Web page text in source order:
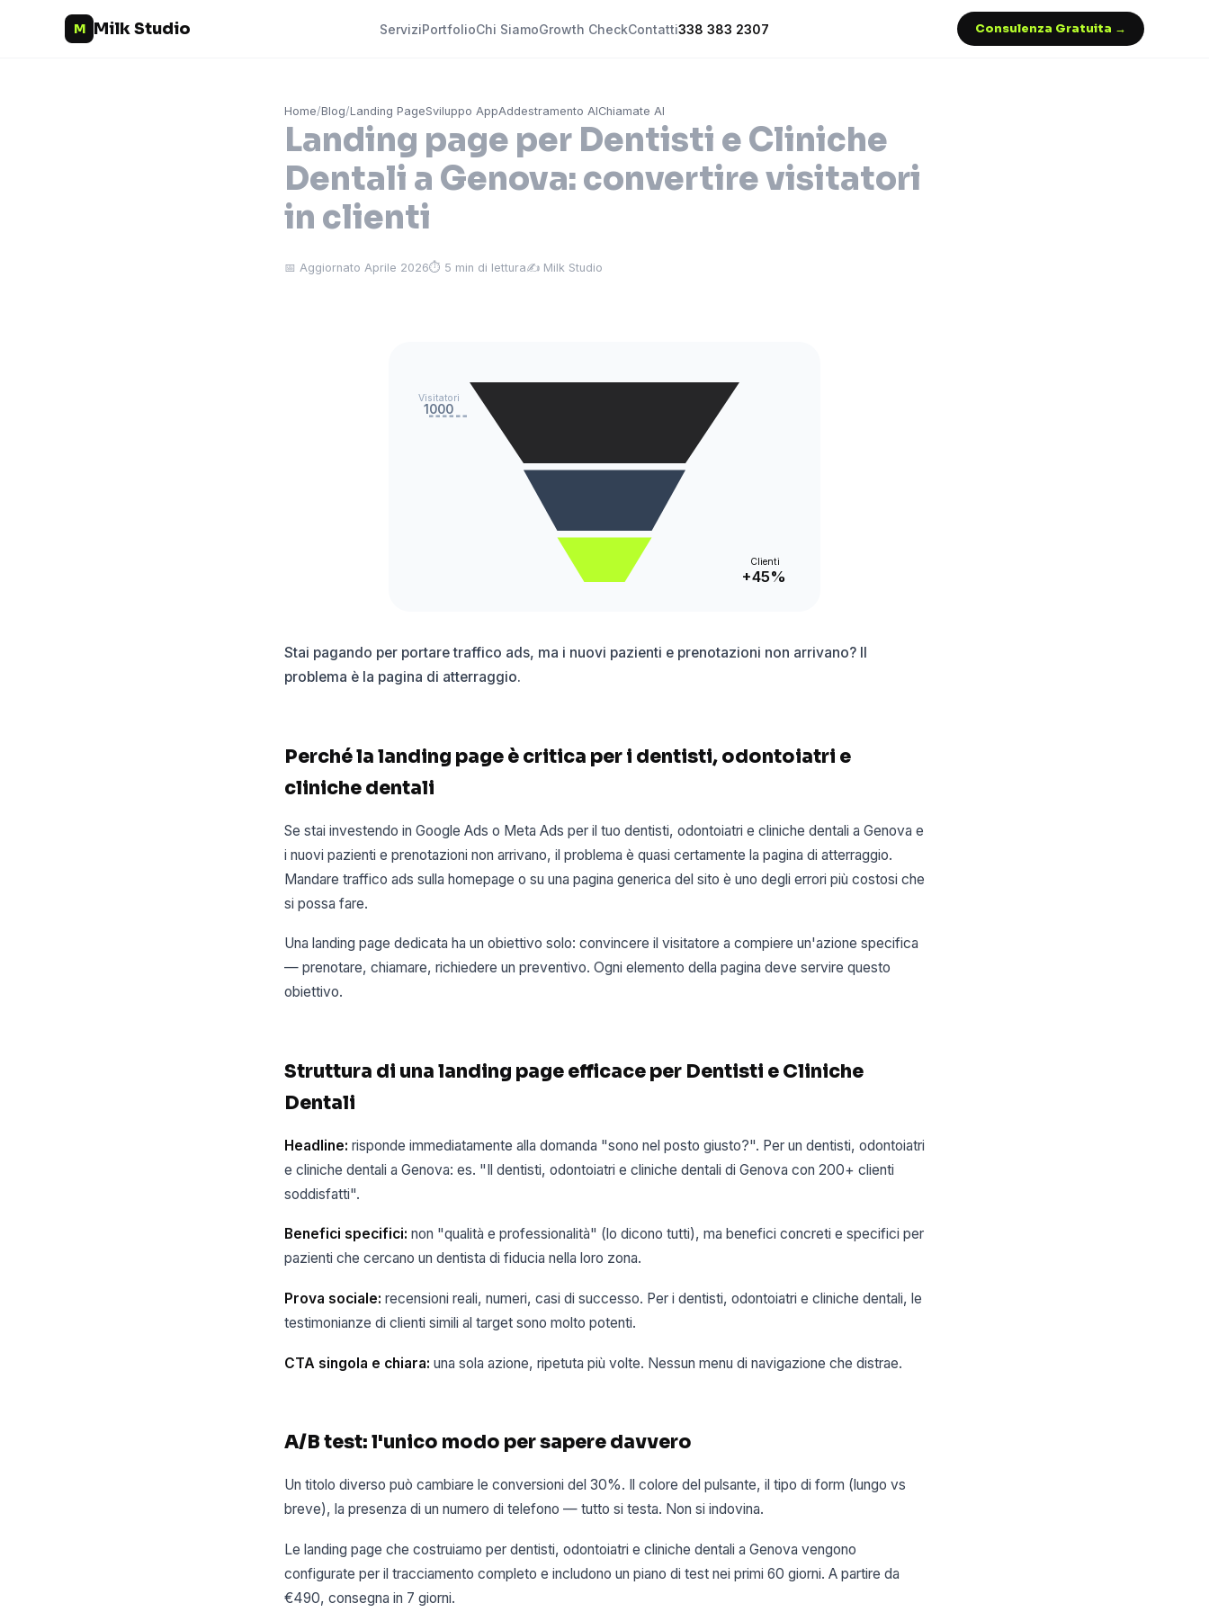
M Milk Studio ServiziPortfolioChi SiamoGrowth CheckContatti338 383 2307 Consulenza Gratuita →
Home/Blog/Landing PageSviluppo AppAddestramento AIChiamate AI
Landing page per Dentisti e Cliniche
Dentali a Genova: convertire visitatori
in clienti
📅 Aggiornato Aprile 2026⏱ 5 min di lettura✍️ Milk Studio
Visitatori
1000
Clienti
+45%
Stai pagando per portare traffico ads, ma i nuovi pazienti e prenotazioni non arrivano? Il
problema è la pagina di atterraggio.
Perché la landing page è critica per i dentisti, odontoiatri e
cliniche dentali
Se stai investendo in Google Ads o Meta Ads per il tuo dentisti, odontoiatri e cliniche dentali a Genova e
i nuovi pazienti e prenotazioni non arrivano, il problema è quasi certamente la pagina di atterraggio.
Mandare traffico ads sulla homepage o su una pagina generica del sito è uno degli errori più costosi che
si possa fare.
Una landing page dedicata ha un obiettivo solo: convincere il visitatore a compiere un'azione specifica
— prenotare, chiamare, richiedere un preventivo. Ogni elemento della pagina deve servire questo
obiettivo.
Struttura di una landing page efficace per Dentisti e Cliniche
Dentali
Headline: risponde immediatamente alla domanda "sono nel posto giusto?". Per un dentisti, odontoiatri
e cliniche dentali a Genova: es. "Il dentisti, odontoiatri e cliniche dentali di Genova con 200+ clienti
soddisfatti".
Benefici specifici: non "qualità e professionalità" (lo dicono tutti), ma benefici concreti e specifici per
pazienti che cercano un dentista di fiducia nella loro zona.
Prova sociale: recensioni reali, numeri, casi di successo. Per i dentisti, odontoiatri e cliniche dentali, le
testimonianze di clienti simili al target sono molto potenti.
CTA singola e chiara: una sola azione, ripetuta più volte. Nessun menu di navigazione che distrae.
A/B test: l'unico modo per sapere davvero
Un titolo diverso può cambiare le conversioni del 30%. Il colore del pulsante, il tipo di form (lungo vs
breve), la presenza di un numero di telefono — tutto si testa. Non si indovina.
Le landing page che costruiamo per dentisti, odontoiatri e cliniche dentali a Genova vengono
configurate per il tracciamento completo e includono un piano di test nei primi 60 giorni. A partire da
€490, consegna in 7 giorni.